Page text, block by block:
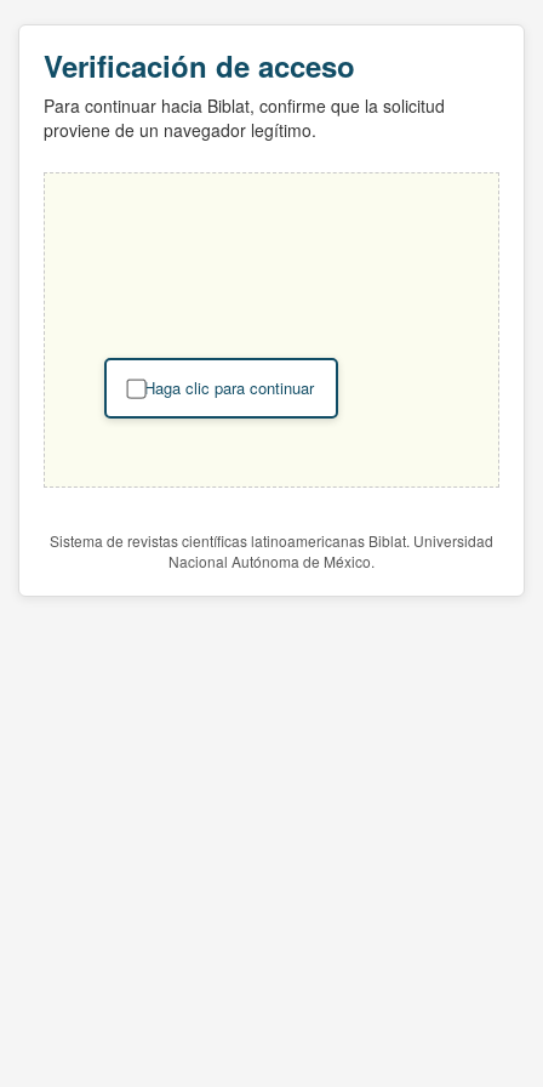
Verificación de acceso
Para continuar hacia Biblat, confirme que la solicitud
proviene de un navegador legítimo.
Haga clic para continuar
Sistema de revistas científicas latinoamericanas Biblat. Universidad
Nacional Autónoma de México.